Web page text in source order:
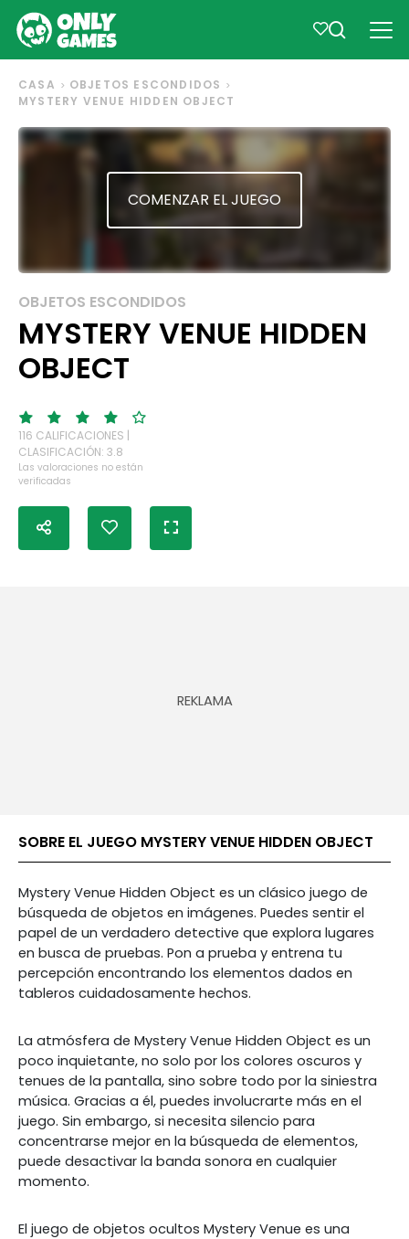
CASA
OBJETOS ESCONDIDOS
MYSTERY VENUE HIDDEN OBJECT
COMENZAR EL JUEGO
OBJETOS ESCONDIDOS
MYSTERY VENUE HIDDEN
OBJECT
116 CALIFICACIONES |
CLASIFICACIÓN: 3.8
Las valoraciones no están
verificadas
SOBRE EL JUEGO MYSTERY VENUE HIDDEN OBJECT
Mystery Venue Hidden Object es un clásico juego de
búsqueda de objetos en imágenes. Puedes sentir el
papel de un verdadero detective que explora lugares
en busca de pruebas. Pon a prueba y entrena tu
percepción encontrando los elementos dados en
tableros cuidadosamente hechos.
La atmósfera de Mystery Venue Hidden Object es un
poco inquietante, no solo por los colores oscuros y
tenues de la pantalla, sino sobre todo por la siniestra
música. Gracias a él, puedes involucrarte más en el
juego. Sin embargo, si necesita silencio para
concentrarse mejor en la búsqueda de elementos,
puede desactivar la banda sonora en cualquier
momento.
El juego de objetos ocultos Mystery Venue es una